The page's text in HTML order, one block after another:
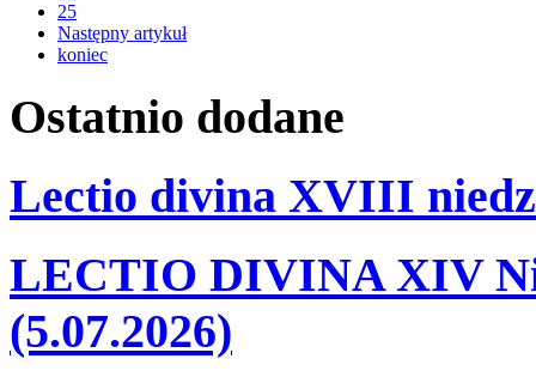
25
Następny artykuł
koniec
Ostatnio dodane
Lectio divina XVIII
LECTIO DIVINA XIV
(5.07.2026)